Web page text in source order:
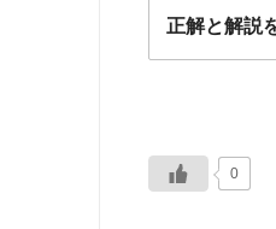
正解と解説
0